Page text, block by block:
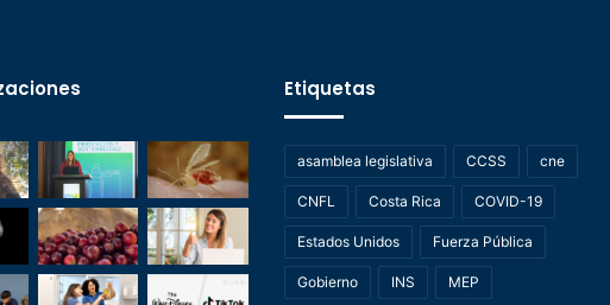
Etiquetas
asamblea legislativa CCSS cne
CNFL Costa Rica COVID-19
Estados Unidos Fuerza Pública
Gobierno INS MEP